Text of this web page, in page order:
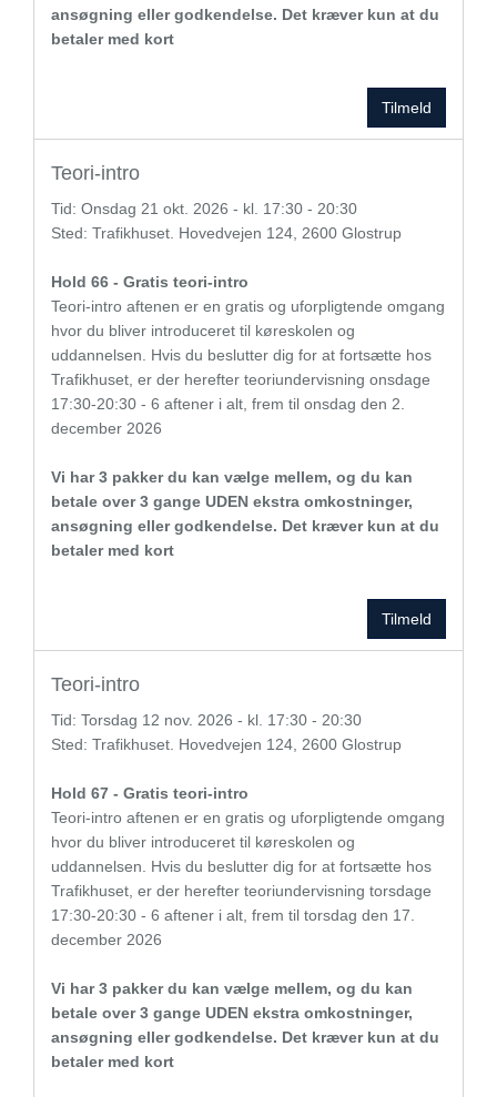
ansøgning eller godkendelse. Det kræver kun at du
betaler med kort
Tilmeld
Teori-intro
Tid: Onsdag 21 okt. 2026 - kl. 17:30 - 20:30
Sted: Trafikhuset. Hovedvejen 124, 2600 Glostrup
Hold 66 - Gratis teori-intro
Teori-intro aftenen er en gratis og uforpligtende omgang
hvor du bliver introduceret til køreskolen og
uddannelsen. Hvis du beslutter dig for at fortsætte hos
Trafikhuset, er der herefter teoriundervisning onsdage
17:30-20:30 - 6 aftener i alt, frem til onsdag den 2.
december 2026
Vi har 3 pakker du kan vælge mellem, og du kan
betale over 3 gange UDEN ekstra omkostninger,
ansøgning eller godkendelse. Det kræver kun at du
betaler med kort
Tilmeld
Teori-intro
Tid: Torsdag 12 nov. 2026 - kl. 17:30 - 20:30
Sted: Trafikhuset. Hovedvejen 124, 2600 Glostrup
Hold 67 - Gratis teori-intro
Teori-intro aftenen er en gratis og uforpligtende omgang
hvor du bliver introduceret til køreskolen og
uddannelsen. Hvis du beslutter dig for at fortsætte hos
Trafikhuset, er der herefter teoriundervisning torsdage
17:30-20:30 - 6 aftener i alt, frem til torsdag den 17.
december 2026
Vi har 3 pakker du kan vælge mellem, og du kan
betale over 3 gange UDEN ekstra omkostninger,
ansøgning eller godkendelse. Det kræver kun at du
betaler med kort